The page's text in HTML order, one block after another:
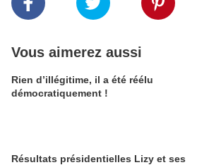
Vous aimerez aussi
Rien d’illégitime, il a été réélu
démocratiquement !
Résultats présidentielles Lizy et ses